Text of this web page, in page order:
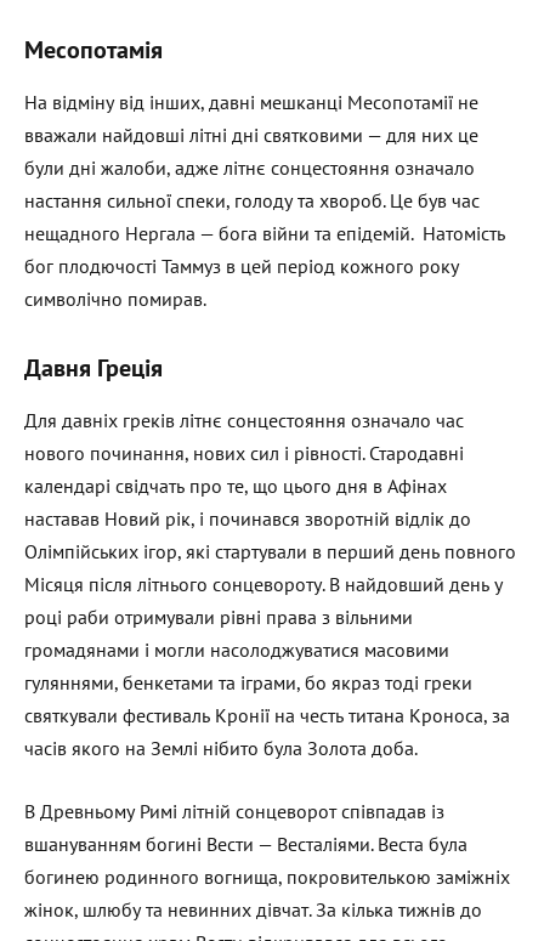
Месопотамія
На відміну від інших, давні мешканці Месопотамії не
вважали найдовші літні дні святковими — для них це
були дні жалоби, адже літнє сонцестояння означало
настання сильної спеки, голоду та хвороб. Це був час
нещадного Нергала — бога війни та епідемій. Натомість
бог плодючості Таммуз в цей період кожного року
символічно помирав.
Давня Греція
Для давніх греків літнє сонцестояння означало час
нового починання, нових сил і рівності. Стародавні
календарі свідчать про те, що цього дня в Афінах
наставав Новий рік, і починався зворотній відлік до
Олімпійських ігор, які стартували в перший день повного
Місяця після літнього сонцевороту. В найдовший день у
році раби отримували рівні права з вільними
громадянами і могли насолоджуватися масовими
гуляннями, бенкетами та іграми, бо якраз тоді греки
святкували фестиваль Кронії на честь титана Кроноса, за
часів якого на Землі нібито була Золота доба.
В Древньому Римі літній сонцеворот співпадав із
вшануванням богині Вести — Весталіями. Веста була
богинею родинного вогнища, покровителькою заміжніх
жінок, шлюбу та невинних дівчат. За кілька тижнів до